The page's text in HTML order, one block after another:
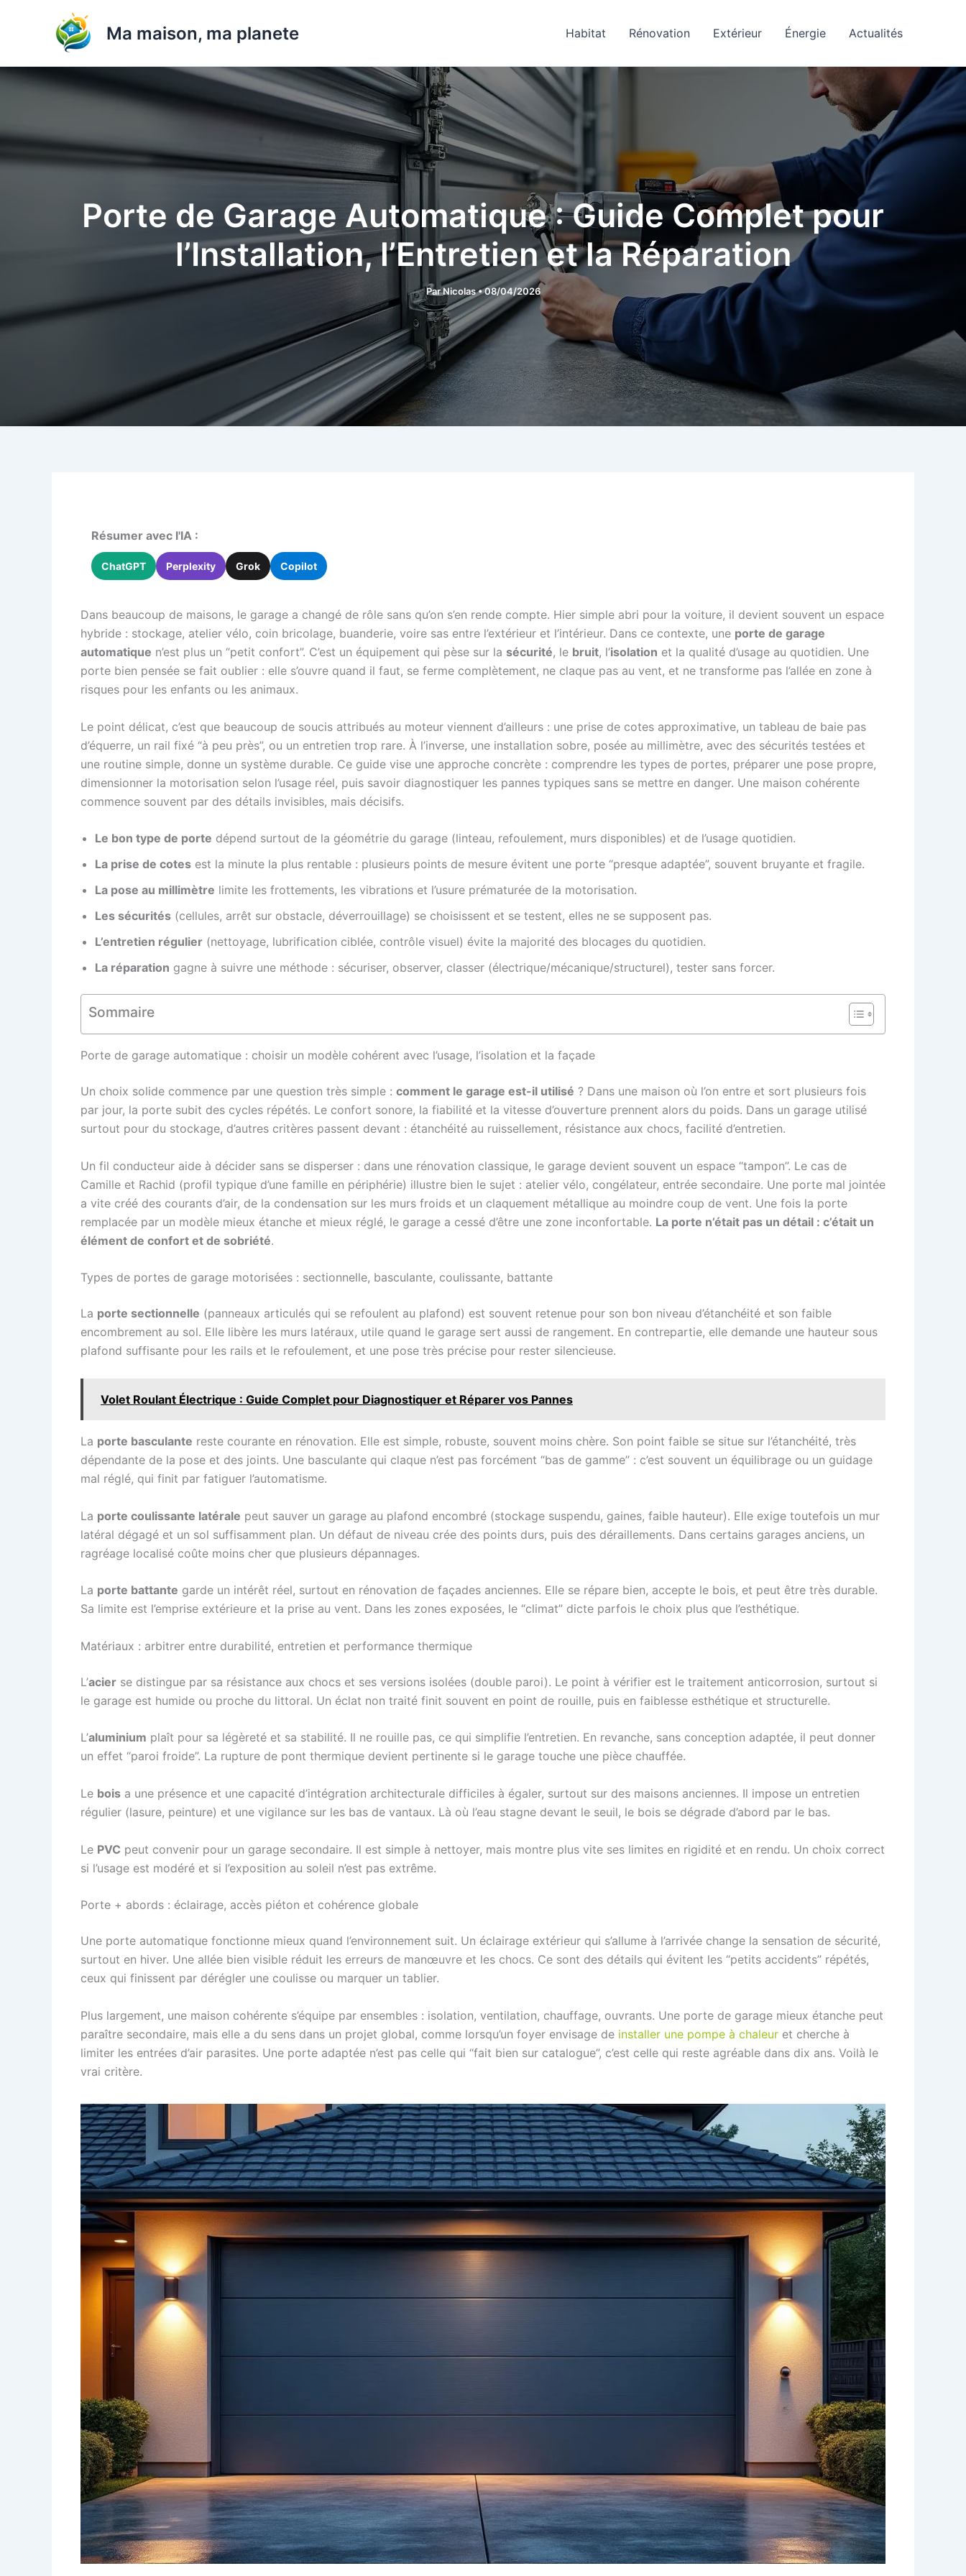
Ma maison, ma planete Habitat Rénovation Extérieur Énergie Actualités
Porte de Garage Automatique : Guide Complet pour
l’Installation, l’Entretien et la Réparation
ParNicolas•08/04/2026
Résumer avec l'IA :
ChatGPT Perplexity Grok Copilot
Dans beaucoup de maisons, le garage a changé de rôle sans qu’on s’en rende compte. Hier simple abri pour la voiture, il devient souvent un espace
hybride : stockage, atelier vélo, coin bricolage, buanderie, voire sas entre l’extérieur et l’intérieur. Dans ce contexte, une porte de garage
automatique n’est plus un “petit confort”. C’est un équipement qui pèse sur la sécurité, le bruit, l’isolation et la qualité d’usage au quotidien. Une
porte bien pensée se fait oublier : elle s’ouvre quand il faut, se ferme complètement, ne claque pas au vent, et ne transforme pas l’allée en zone à
risques pour les enfants ou les animaux.
Le point délicat, c’est que beaucoup de soucis attribués au moteur viennent d’ailleurs : une prise de cotes approximative, un tableau de baie pas
d’équerre, un rail fixé “à peu près”, ou un entretien trop rare. À l’inverse, une installation sobre, posée au millimètre, avec des sécurités testées et
une routine simple, donne un système durable. Ce guide vise une approche concrète : comprendre les types de portes, préparer une pose propre,
dimensionner la motorisation selon l’usage réel, puis savoir diagnostiquer les pannes typiques sans se mettre en danger. Une maison cohérente
commence souvent par des détails invisibles, mais décisifs.
Le bon type de porte dépend surtout de la géométrie du garage (linteau, refoulement, murs disponibles) et de l’usage quotidien.
La prise de cotes est la minute la plus rentable : plusieurs points de mesure évitent une porte “presque adaptée”, souvent bruyante et fragile.
La pose au millimètre limite les frottements, les vibrations et l’usure prématurée de la motorisation.
Les sécurités (cellules, arrêt sur obstacle, déverrouillage) se choisissent et se testent, elles ne se supposent pas.
L’entretien régulier (nettoyage, lubrification ciblée, contrôle visuel) évite la majorité des blocages du quotidien.
La réparation gagne à suivre une méthode : sécuriser, observer, classer (électrique/mécanique/structurel), tester sans forcer.
Sommaire
Porte de garage automatique : choisir un modèle cohérent avec l’usage, l’isolation et la façade
Un choix solide commence par une question très simple : comment le garage est-il utilisé ? Dans une maison où l’on entre et sort plusieurs fois
par jour, la porte subit des cycles répétés. Le confort sonore, la fiabilité et la vitesse d’ouverture prennent alors du poids. Dans un garage utilisé
surtout pour du stockage, d’autres critères passent devant : étanchéité au ruissellement, résistance aux chocs, facilité d’entretien.
Un fil conducteur aide à décider sans se disperser : dans une rénovation classique, le garage devient souvent un espace “tampon”. Le cas de
Camille et Rachid (profil typique d’une famille en périphérie) illustre bien le sujet : atelier vélo, congélateur, entrée secondaire. Une porte mal jointée
a vite créé des courants d’air, de la condensation sur les murs froids et un claquement métallique au moindre coup de vent. Une fois la porte
remplacée par un modèle mieux étanche et mieux réglé, le garage a cessé d’être une zone inconfortable. La porte n’était pas un détail : c’était un
élément de confort et de sobriété.
Types de portes de garage motorisées : sectionnelle, basculante, coulissante, battante
La porte sectionnelle (panneaux articulés qui se refoulent au plafond) est souvent retenue pour son bon niveau d’étanchéité et son faible
encombrement au sol. Elle libère les murs latéraux, utile quand le garage sert aussi de rangement. En contrepartie, elle demande une hauteur sous
plafond suffisante pour les rails et le refoulement, et une pose très précise pour rester silencieuse.
Volet Roulant Électrique : Guide Complet pour Diagnostiquer et Réparer vos Pannes
La porte basculante reste courante en rénovation. Elle est simple, robuste, souvent moins chère. Son point faible se situe sur l’étanchéité, très
dépendante de la pose et des joints. Une basculante qui claque n’est pas forcément “bas de gamme” : c’est souvent un équilibrage ou un guidage
mal réglé, qui finit par fatiguer l’automatisme.
La porte coulissante latérale peut sauver un garage au plafond encombré (stockage suspendu, gaines, faible hauteur). Elle exige toutefois un mur
latéral dégagé et un sol suffisamment plan. Un défaut de niveau crée des points durs, puis des déraillements. Dans certains garages anciens, un
ragréage localisé coûte moins cher que plusieurs dépannages.
La porte battante garde un intérêt réel, surtout en rénovation de façades anciennes. Elle se répare bien, accepte le bois, et peut être très durable.
Sa limite est l’emprise extérieure et la prise au vent. Dans les zones exposées, le “climat” dicte parfois le choix plus que l’esthétique.
Matériaux : arbitrer entre durabilité, entretien et performance thermique
L’acier se distingue par sa résistance aux chocs et ses versions isolées (double paroi). Le point à vérifier est le traitement anticorrosion, surtout si
le garage est humide ou proche du littoral. Un éclat non traité finit souvent en point de rouille, puis en faiblesse esthétique et structurelle.
L’aluminium plaît pour sa légèreté et sa stabilité. Il ne rouille pas, ce qui simplifie l’entretien. En revanche, sans conception adaptée, il peut donner
un effet “paroi froide”. La rupture de pont thermique devient pertinente si le garage touche une pièce chauffée.
Le bois a une présence et une capacité d’intégration architecturale difficiles à égaler, surtout sur des maisons anciennes. Il impose un entretien
régulier (lasure, peinture) et une vigilance sur les bas de vantaux. Là où l’eau stagne devant le seuil, le bois se dégrade d’abord par le bas.
Le PVC peut convenir pour un garage secondaire. Il est simple à nettoyer, mais montre plus vite ses limites en rigidité et en rendu. Un choix correct
si l’usage est modéré et si l’exposition au soleil n’est pas extrême.
Porte + abords : éclairage, accès piéton et cohérence globale
Une porte automatique fonctionne mieux quand l’environnement suit. Un éclairage extérieur qui s’allume à l’arrivée change la sensation de sécurité,
surtout en hiver. Une allée bien visible réduit les erreurs de manœuvre et les chocs. Ce sont des détails qui évitent les “petits accidents” répétés,
ceux qui finissent par dérégler une coulisse ou marquer un tablier.
Plus largement, une maison cohérente s’équipe par ensembles : isolation, ventilation, chauffage, ouvrants. Une porte de garage mieux étanche peut
paraître secondaire, mais elle a du sens dans un projet global, comme lorsqu’un foyer envisage de installer une pompe à chaleur et cherche à
limiter les entrées d’air parasites. Une porte adaptée n’est pas celle qui “fait bien sur catalogue”, c’est celle qui reste agréable dans dix ans. Voilà le
vrai critère.